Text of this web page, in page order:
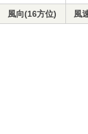
風向(16方位) 風